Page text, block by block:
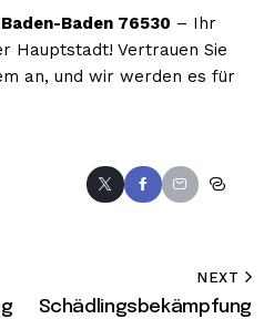
Baden 76530 – Ihr
Hauptstadt! Vertrauen Sie
an, und wir werden es für
NEXT
Schädlingsbekämpfung